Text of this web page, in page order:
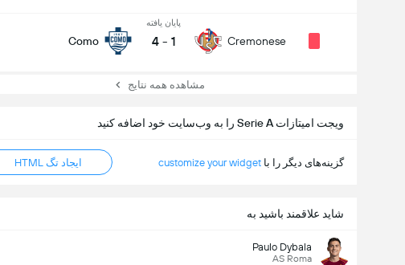
Cremonese
پایان یافته
1
-
4
Como
مشاهده همه نتایج
ویجت امیتازات Serie A را به وب‌سایت خود اضافه کنید
گزینه‌های دیگر را با customize your widget ایجاد تگ HTML
شاید علاقمند باشید به
Paulo Dybala
AS Roma